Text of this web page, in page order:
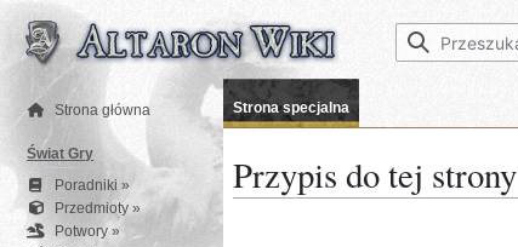
Przejdź
zawartości
Strona specjalna
Strona główna
Świat Gry
Poradniki »
Przedmioty »
Potwory »
Przypis do tej strony